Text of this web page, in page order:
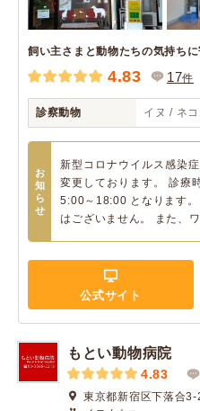
飼い主さまと動物たちの気持ち
4.83 17件
診察動物 イヌ / ネコ
お
知
ら
せ
新型コロナウイルス感染
変更しております。 診療
5:00～18:00 となります
はございません。 また、
公式サイト
もとい動物病院
4.83
東京都新宿区下落合3-